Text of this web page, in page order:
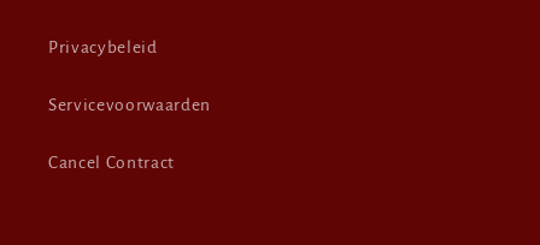
Privacybeleid
Servicevoorwaarden
Cancel Contract